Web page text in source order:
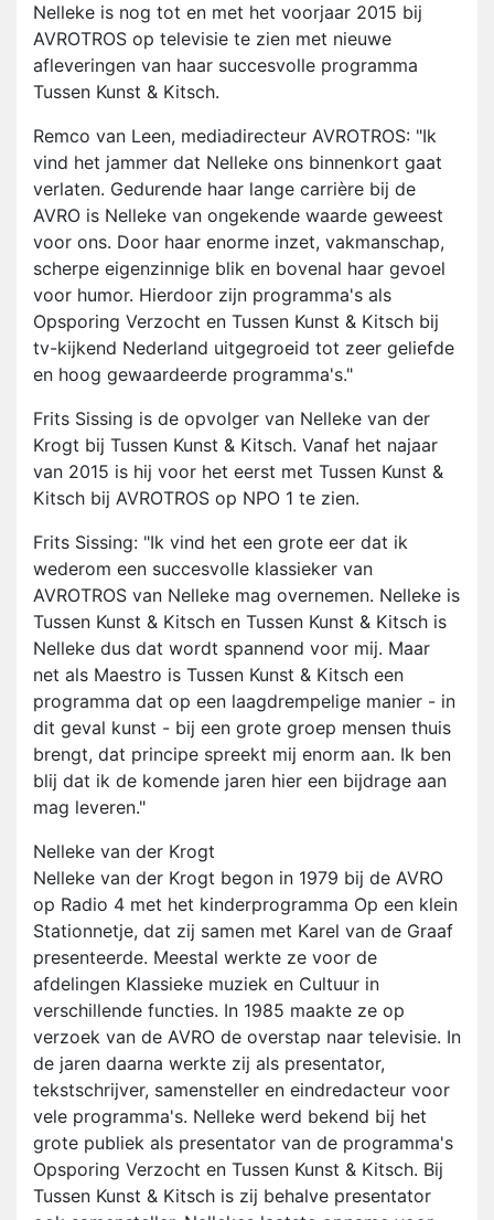
Nelleke is nog tot en met het voorjaar 2015 bij
AVROTROS op televisie te zien met nieuwe
afleveringen van haar succesvolle programma
Tussen Kunst & Kitsch.
Remco van Leen, mediadirecteur AVROTROS: "Ik
vind het jammer dat Nelleke ons binnenkort gaat
verlaten. Gedurende haar lange carrière bij de
AVRO is Nelleke van ongekende waarde geweest
voor ons. Door haar enorme inzet, vakmanschap,
scherpe eigenzinnige blik en bovenal haar gevoel
voor humor. Hierdoor zijn programma's als
Opsporing Verzocht en Tussen Kunst & Kitsch bij
tv-kijkend Nederland uitgegroeid tot zeer geliefde
en hoog gewaardeerde programma's."
Frits Sissing is de opvolger van Nelleke van der
Krogt bij Tussen Kunst & Kitsch. Vanaf het najaar
van 2015 is hij voor het eerst met Tussen Kunst &
Kitsch bij AVROTROS op NPO 1 te zien.
Frits Sissing: "Ik vind het een grote eer dat ik
wederom een succesvolle klassieker van
AVROTROS van Nelleke mag overnemen. Nelleke is
Tussen Kunst & Kitsch en Tussen Kunst & Kitsch is
Nelleke dus dat wordt spannend voor mij. Maar
net als Maestro is Tussen Kunst & Kitsch een
programma dat op een laagdrempelige manier - in
dit geval kunst - bij een grote groep mensen thuis
brengt, dat principe spreekt mij enorm aan. Ik ben
blij dat ik de komende jaren hier een bijdrage aan
mag leveren."
Nelleke van der Krogt
Nelleke van der Krogt begon in 1979 bij de AVRO
op Radio 4 met het kinderprogramma Op een klein
Stationnetje, dat zij samen met Karel van de Graaf
presenteerde. Meestal werkte ze voor de
afdelingen Klassieke muziek en Cultuur in
verschillende functies. In 1985 maakte ze op
verzoek van de AVRO de overstap naar televisie. In
de jaren daarna werkte zij als presentator,
tekstschrijver, samensteller en eindredacteur voor
vele programma's. Nelleke werd bekend bij het
grote publiek als presentator van de programma's
Opsporing Verzocht en Tussen Kunst & Kitsch. Bij
Tussen Kunst & Kitsch is zij behalve presentator